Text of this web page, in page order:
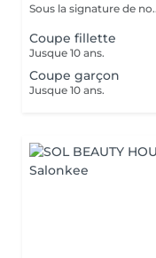
Sous la signature de
Coupe fillette
Jusque 10 ans.
Coupe garçon
Jusque 10 ans.